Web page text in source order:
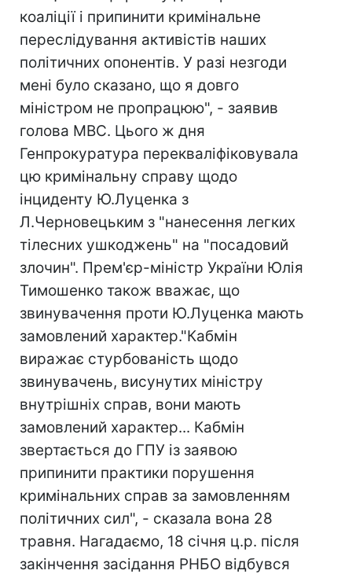
коаліції і припинити кримінальне
переслідування активістів наших
політичних опонентів. У разі незгоди
мені було сказано, що я довго
міністром не пропрацюю", - заявив
голова МВС. Цього ж дня
Генпрокуратура перекваліфіковувала
цю кримінальну справу щодо
інциденту Ю.Луценка з
Л.Черновецьким з "нанесення легких
тілесних ушкоджень" на "посадовий
злочин". Прем'єр-міністр України Юлія
Тимошенко також вважає, що
звинувачення проти Ю.Луценка мають
замовлений характер."Кабмін
виражає стурбованість щодо
звинувачень, висунутих міністру
внутрішніх справ, вони мають
замовлений характер... Кабмін
звертається до ГПУ із заявою
припинити практики порушення
кримінальних справ за замовленням
політичних сил", - сказала вона 28
травня. Нагадаємо, 18 січня ц.р. після
закінчення засідання РНБО відбувся